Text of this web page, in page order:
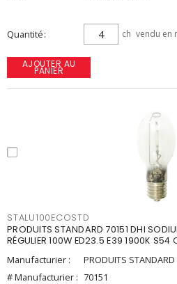
Quantité ch vendu en
AJOUTER AU
PANIER
STALU100ECOSTD
PRODUITS STANDARD 70151 DHI
RÉGULIER 100W ED23.5 E39 1900K S54
Manufacturier :
PRODUITS STANDARD
# Manufacturier : 70151